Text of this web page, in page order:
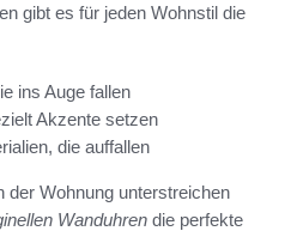
gibt es für jeden Wohnstil die
ins Auge fallen
Akzente setzen
die auffallen
der Wohnung unterstreichen
Wanduhren die perfekte